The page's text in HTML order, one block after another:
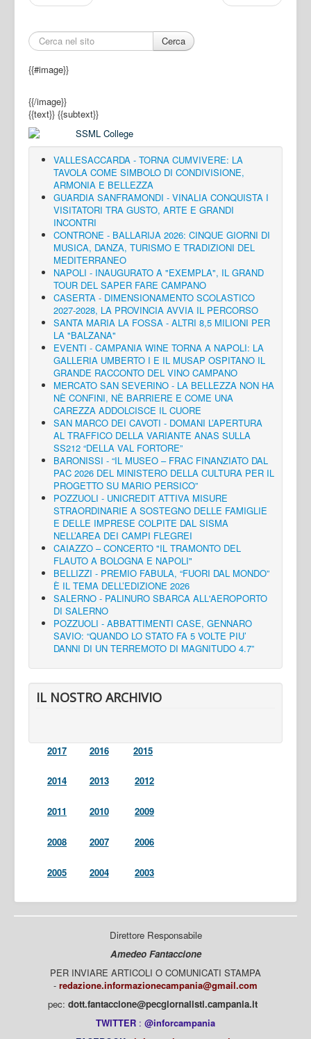
Cerca
{{#image}}
{{/image}}
{{text}} {{subtext}}
VALLESACCARDA - TORNA CUMVIVERE: LA
TAVOLA COME SIMBOLO DI CONDIVISIONE,
ARMONIA E BELLEZZA
GUARDIA SANFRAMONDI - VINALIA CONQUISTA I
VISITATORI TRA GUSTO, ARTE E GRANDI
INCONTRI
CONTRONE - BALLARIJA 2026: CINQUE GIORNI DI
MUSICA, DANZA, TURISMO E TRADIZIONI DEL
MEDITERRANEO
NAPOLI - INAUGURATO A "EXEMPLA", IL GRAND
TOUR DEL SAPER FARE CAMPANO
CASERTA - DIMENSIONAMENTO SCOLASTICO
2027-2028, LA PROVINCIA AVVIA IL PERCORSO
SANTA MARIA LA FOSSA - ALTRI 8,5 MILIONI PER
LA "BALZANA"
EVENTI - CAMPANIA WINE TORNA A NAPOLI: LA
GALLERIA UMBERTO I E IL MUSAP OSPITANO IL
GRANDE RACCONTO DEL VINO CAMPANO
MERCATO SAN SEVERINO - LA BELLEZZA NON HA
NÈ CONFINI, NÈ BARRIERE E COME UNA
CAREZZA ADDOLCISCE IL CUORE
SAN MARCO DEI CAVOTI - DOMANI L’APERTURA
AL TRAFFICO DELLA VARIANTE ANAS SULLA
SS212 “DELLA VAL FORTORE”
BARONISSI - “IL MUSEO – FRAC FINANZIATO DAL
PAC 2026 DEL MINISTERO DELLA CULTURA PER IL
PROGETTO SU MARIO PERSICO”
POZZUOLI - UNICREDIT ATTIVA MISURE
STRAORDINARIE A SOSTEGNO DELLE FAMIGLIE
E DELLE IMPRESE COLPITE DAL SISMA
NELL’AREA DEI CAMPI FLEGREI
CAIAZZO – CONCERTO "IL TRAMONTO DEL
FLAUTO A BOLOGNA E NAPOLI"
BELLIZZI - PREMIO FABULA, “FUORI DAL MONDO”
È IL TEMA DELL’EDIZIONE 2026
SALERNO - PALINURO SBARCA ALL'AEROPORTO
DI SALERNO
POZZUOLI - ABBATTIMENTI CASE, GENNARO
SAVIO: “QUANDO LO STATO FA 5 VOLTE PIU’
DANNI DI UN TERREMOTO DI MAGNITUDO 4.7”
IL NOSTRO ARCHIVIO
2017 2016 2015
2014 2013 2012
2011 2010 2009
2008 2007 2006
2005 2004 2003
Direttore Responsabile
Amedeo Fantaccione
PER INVIARE ARTICOLI O COMUNICATI STAMPA
- redazione.informazionecampania@gmail.com
pec: dott.fantaccione@pecgiornalisti.campania.it
TWITTER : @inforcampania